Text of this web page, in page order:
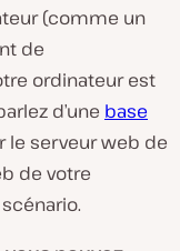
(comme un
de
ordinateur est
d’une base
le serveur web de
de votre